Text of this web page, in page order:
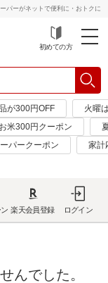
パーがネットで便利に・おトクに
初めての方
が300円OFF
火曜
米300円クーポン
パークーポン
家計
楽天会員登録 ログイン
んでした。